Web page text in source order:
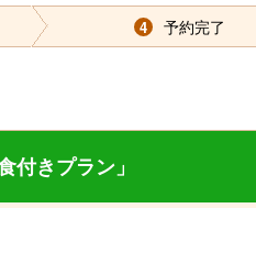
4 予約完了
付きプラン」